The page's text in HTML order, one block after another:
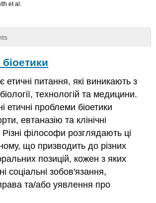
et al.
етичні питання, які виникають з
технологій та медицини.
етичні проблеми біоетики
евтаназію та клінічні
філософи розглядають ці
що призводить до різних
позицій, кожен з яких
соціальні зобов'язання,
та/або уявлення про